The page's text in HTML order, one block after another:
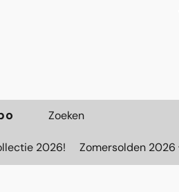
2026! Zomersolden 2026